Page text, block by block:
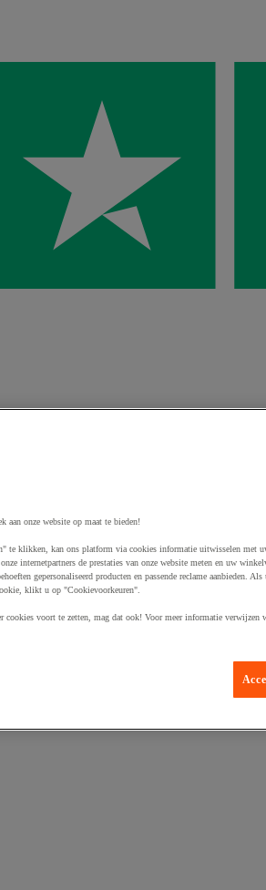
aan onze website op maat te bieden!
te klikken, kan ons platform via cookies informatie uitwisselen met
internetpartners de prestaties van onze website meten en uw
gepersonaliseerd producten en passende reclame aanbieden.
klikt u op "Cookievoorkeuren".
cookies voort te zetten, mag dat ook! Voor meer informatie verwijzen